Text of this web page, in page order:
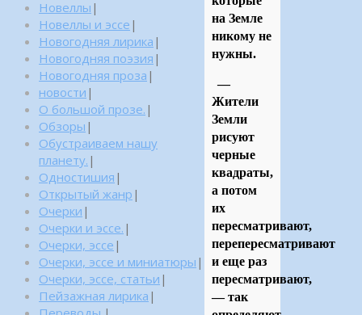
на Земле
никому не
нужны.
—
Жители
Земли
рисуют
черные
квадраты,
а потом
их
пересматривают,
перепересматривают
и еще раз
пересматривают,
— так
Новеллы |
Новеллы и эссе |
Новогодняя лирика |
Новогодняя поэзия |
Новогодняя проза |
новости |
О большой прозе. |
Обзоры |
Обустраиваем нашу
планету. |
Одностишия |
Открытый жанр |
Очерки |
Очерки и эссе. |
Очерки, эссе |
Очерки, эссе и миниатюры |
Очерки, эссе, статьи |
Пейзажная лирика |